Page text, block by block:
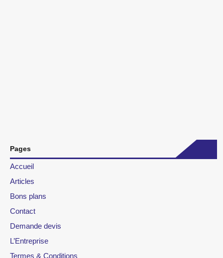
Pages
Accueil
Articles
Bons plans
Contact
Demande devis
L’Entreprise
Termes & Conditions